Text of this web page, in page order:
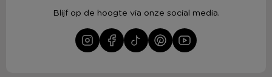
Blijf op de hoogte via onze social media.